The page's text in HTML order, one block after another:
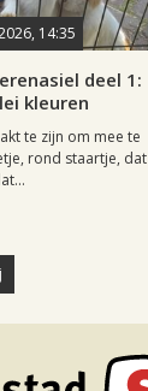
14:35
deel 1:
kleuren
te zijn om mee te
rond staartje, dat